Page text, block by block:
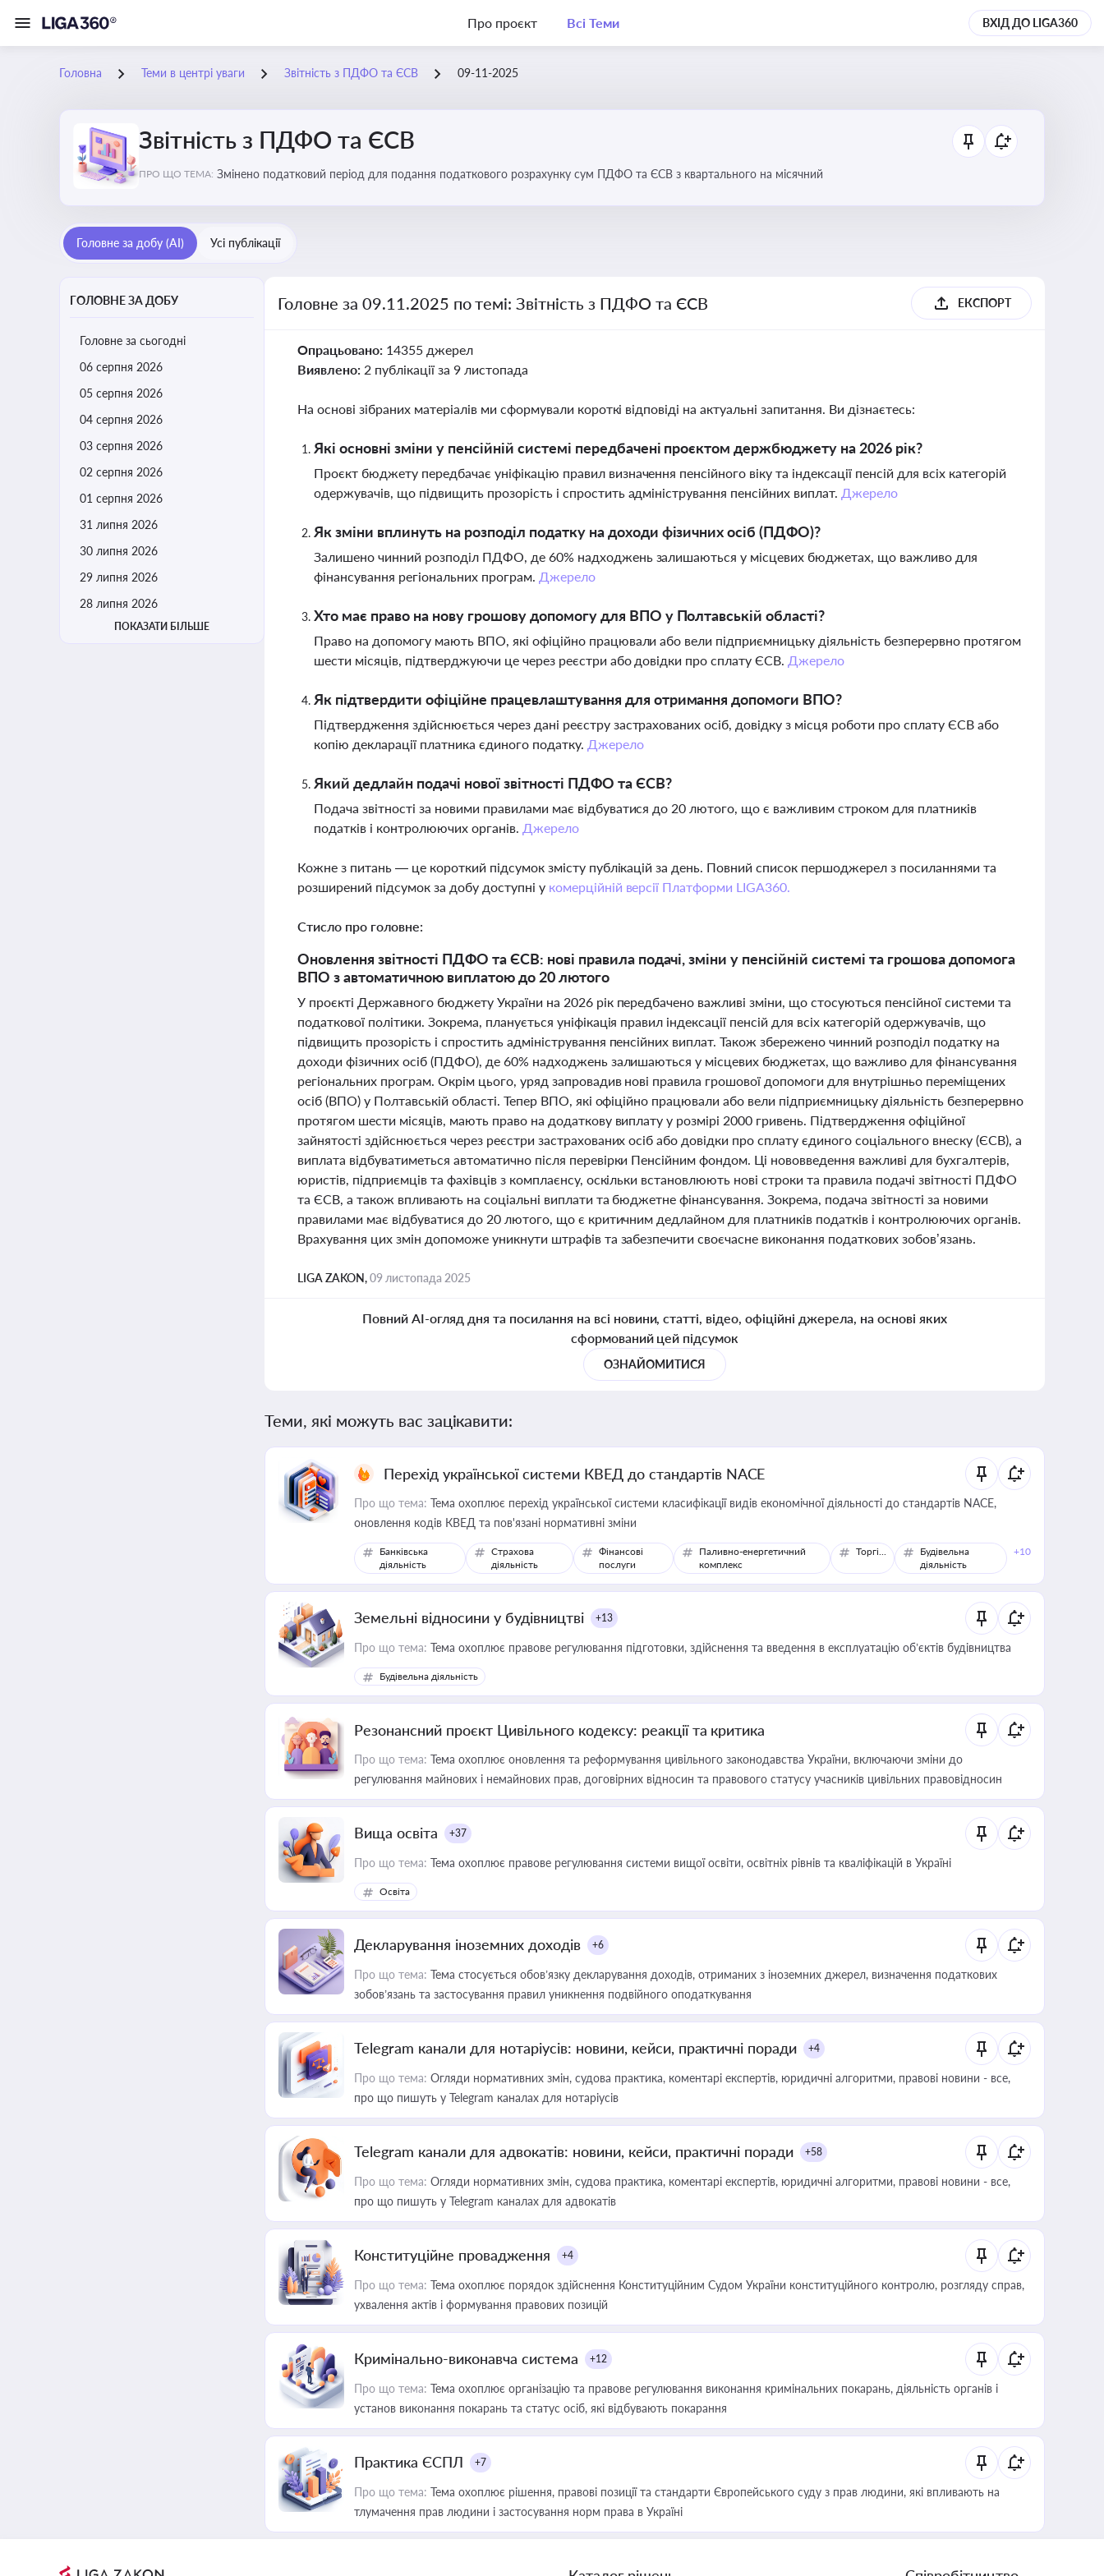
Про проєкт Всі Теми ВХІД ДО LIGA360
Головна Теми в центрі уваги Звітність з ПДФО та ЄСВ 09-11-2025
Звітність з ПДФО та ЄСВ
ПРО ЩО ТЕМА: Змінено податковий період для подання податкового розрахунку сум ПДФО та ЄСВ з квартального на місячний
Головне за добу (AI) Усі публікації
ГОЛОВНЕ ЗА ДОБУ
Головне за сьогодні
06 серпня 2026
05 серпня 2026
04 серпня 2026
03 серпня 2026
02 серпня 2026
01 серпня 2026
31 липня 2026
30 липня 2026
29 липня 2026
28 липня 2026
ПОКАЗАТИ БІЛЬШЕ
Головне за 09.11.2025 по темі: Звітність з ПДФО та ЄСВ ЕКСПОРТ
Опрацьовано: 14355 джерел
Виявлено: 2 публікації за 9 листопада
На основі зібраних матеріалів ми сформували короткі відповіді на актуальні запитання. Ви дізнаєтесь:
Які основні зміни у пенсійній системі передбачені проєктом держбюджету на 2026 рік?
Проєкт бюджету передбачає уніфікацію правил визначення пенсійного віку та індексації пенсій для всіх категорій
одержувачів, що підвищить прозорість і спростить адміністрування пенсійних виплат. Джерело
Як зміни вплинуть на розподіл податку на доходи фізичних осіб (ПДФО)?
Залишено чинний розподіл ПДФО, де 60% надходжень залишаються у місцевих бюджетах, що важливо для
фінансування регіональних програм. Джерело
Хто має право на нову грошову допомогу для ВПО у Полтавській області?
Право на допомогу мають ВПО, які офіційно працювали або вели підприємницьку діяльність безперервно протягом
шести місяців, підтверджуючи це через реєстри або довідки про сплату ЄСВ. Джерело
Як підтвердити офіційне працевлаштування для отримання допомоги ВПО?
Підтвердження здійснюється через дані реєстру застрахованих осіб, довідку з місця роботи про сплату ЄСВ або
копію декларації платника єдиного податку. Джерело
Який дедлайн подачі нової звітності ПДФО та ЄСВ?
Подача звітності за новими правилами має відбуватися до 20 лютого, що є важливим строком для платників
податків і контролюючих органів. Джерело
Кожне з питань — це короткий підсумок змісту публікацій за день. Повний список першоджерел з посиланнями та
розширений підсумок за добу доступні у комерційній версії Платформи LIGA360.
Стисло про головне:
Оновлення звітності ПДФО та ЄСВ: нові правила подачі, зміни у пенсійній системі та грошова допомога
ВПО з автоматичною виплатою до 20 лютого
У проєкті Державного бюджету України на 2026 рік передбачено важливі зміни, що стосуються пенсійної системи та
податкової політики. Зокрема, планується уніфікація правил індексації пенсій для всіх категорій одержувачів, що
підвищить прозорість і спростить адміністрування пенсійних виплат. Також збережено чинний розподіл податку на
доходи фізичних осіб (ПДФО), де 60% надходжень залишаються у місцевих бюджетах, що важливо для фінансування
регіональних програм. Окрім цього, уряд запровадив нові правила грошової допомоги для внутрішньо переміщених
осіб (ВПО) у Полтавській області. Тепер ВПО, які офіційно працювали або вели підприємницьку діяльність безперервно
протягом шести місяців, мають право на додаткову виплату у розмірі 2000 гривень. Підтвердження офіційної
зайнятості здійснюється через реєстри застрахованих осіб або довідки про сплату єдиного соціального внеску (ЄСВ), а
виплата відбуватиметься автоматично після перевірки Пенсійним фондом. Ці нововведення важливі для бухгалтерів,
юристів, підприємців та фахівців з комплаєнсу, оскільки встановлюють нові строки та правила подачі звітності ПДФО
та ЄСВ, а також впливають на соціальні виплати та бюджетне фінансування. Зокрема, подача звітності за новими
правилами має відбуватися до 20 лютого, що є критичним дедлайном для платників податків і контролюючих органів.
Врахування цих змін допоможе уникнути штрафів та забезпечити своєчасне виконання податкових зобов’язань.
LIGA ZAKON,09 листопада 2025
Повний AI-огляд дня та посилання на всі новини, статті, відео, офіційні джерела, на основі яких
сформований цей підсумок
ОЗНАЙОМИТИСЯ
Теми, які можуть вас зацікавити:
Перехід української системи КВЕД до стандартів NACE
Про що тема: Тема охоплює перехід української системи класифікації видів економічної діяльності до стандартів NACE,
оновлення кодів КВЕД та пов'язані нормативні зміни
Банківська
діяльність
Страхова
діяльність
Фінансові
послуги
Паливно-енергетичний
комплекс
Торгівля
Будівельна
діяльність
+10
Земельні відносини у будівництві +13
Про що тема: Тема охоплює правове регулювання підготовки, здійснення та введення в експлуатацію об’єктів будівництва
Будівельна діяльність
Резонансний проєкт Цивільного кодексу: реакції та критика
Про що тема: Тема охоплює оновлення та реформування цивільного законодавства України, включаючи зміни до
регулювання майнових і немайнових прав, договірних відносин та правового статусу учасників цивільних правовідносин
Вища освіта +37
Про що тема: Тема охоплює правове регулювання системи вищої освіти, освітніх рівнів та кваліфікацій в Україні
Освіта
Декларування іноземних доходів +6
Про що тема: Тема стосується обов’язку декларування доходів, отриманих з іноземних джерел, визначення податкових
зобов’язань та застосування правил уникнення подвійного оподаткування
Telegram канали для нотаріусів: новини, кейси, практичні поради +4
Про що тема: Огляди нормативних змін, судова практика, коментарі експертів, юридичні алгоритми, правові новини - все,
про що пишуть у Telegram каналах для нотаріусів
Telegram канали для адвокатів: новини, кейси, практичні поради +58
Про що тема: Огляди нормативних змін, судова практика, коментарі експертів, юридичні алгоритми, правові новини - все,
про що пишуть у Telegram каналах для адвокатів
Конституційне провадження +4
Про що тема: Тема охоплює порядок здійснення Конституційним Судом України конституційного контролю, розгляду справ,
ухвалення актів і формування правових позицій
Кримінально-виконавча система +12
Про що тема: Тема охоплює організацію та правове регулювання виконання кримінальних покарань, діяльність органів і
установ виконання покарань та статус осіб, які відбувають покарання
Практика ЄСПЛ +7
Про що тема: Тема охоплює рішення, правові позиції та стандарти Європейського суду з прав людини, які впливають на
тлумачення прав людини і застосування норм права в Україні